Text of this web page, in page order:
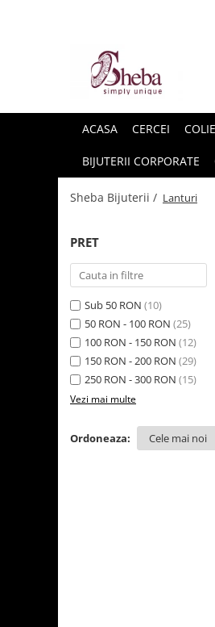
ACASA CERCEI
BIJUTERII CORPORATE
Sheba Bijuterii / Lanturi
PRET
Sub 50 RON (10)
50 RON - 100 RON (25)
100 RON - 150 RON (12)
150 RON - 200 RON (29)
250 RON - 300 RON (15)
Vezi mai multe
Ordoneaza: